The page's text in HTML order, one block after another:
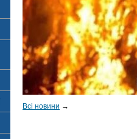
Всі новини →